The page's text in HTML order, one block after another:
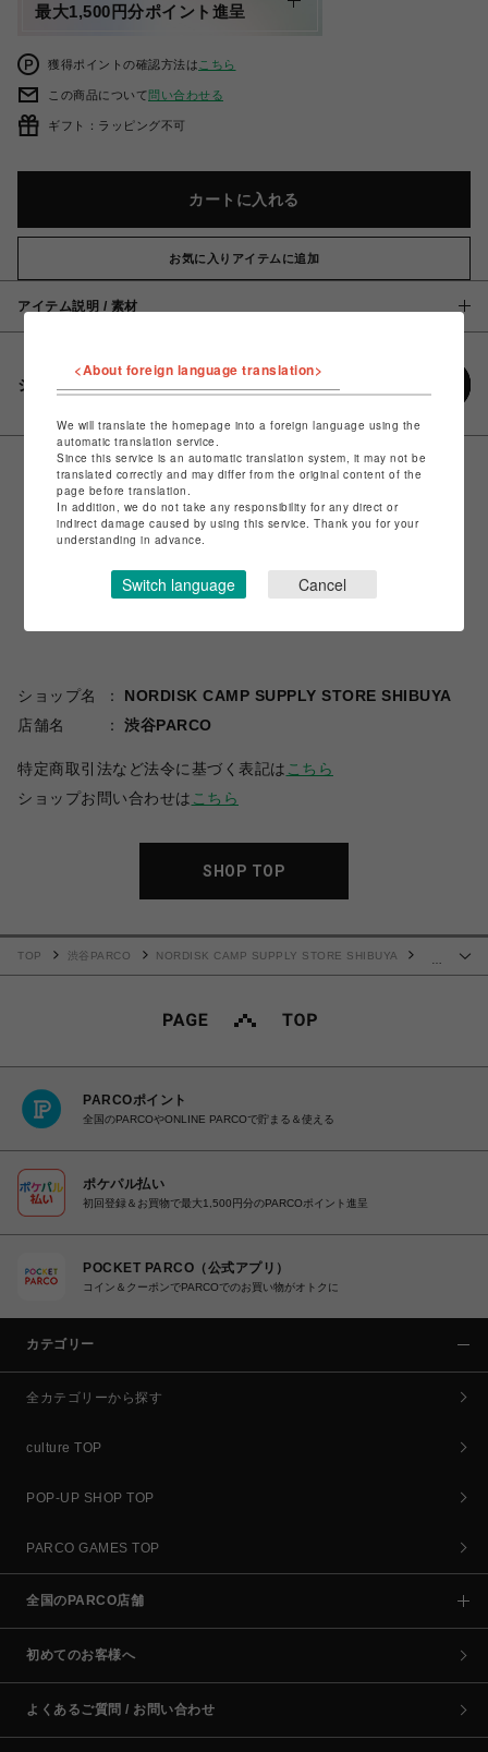
最大1,500円分ポイント進呈
獲得ポイントの確認方法は こちら
この商品について問い合わせる
ギフト：ラッピング不可
カートに入れる
お気に入りアイテムに追加
アイテム説明 / 素材
シェアする
ショップ名
NORDISK CAMP SUPPLY STORE SHIBUYA
店舗名
渋谷PARCO
特定商取引法など法令に基づく表記は こちら
ショップお問い合わせは こちら
SHOP TOP
TOP 渋谷PARCO
NORDISK CAMP SUPPLY STORE SHIBUYA
PARCOポイント
全国のPARCOやONLINE PARCOで貯まる＆使える
ポケパル払い
初回登録＆お買物で最大1,500円分のPARCOポイント進呈
POCKET PARCO（公式アプリ）
コイン＆クーポンでPARCOでのお買い物がオトクに
カテゴリー
全カテゴリーから探す
culture TOP
POP-UP SHOP TOP
PARCO GAMES TOP
全国のPARCO店舗
初めてのお客様へ
よくあるご質問 / お問い合わせ
<About foreign language translation>
We will translate the homepage into a foreign language using the
automatic translation service.
Since this service is an automatic translation system, it may not be
translated correctly and may differ from the original content of the
page before translation.
In addition, we do not take any responsibility for any direct or
indirect damage caused by using this service. Thank you for your
understanding in advance.
Switch language Cancel